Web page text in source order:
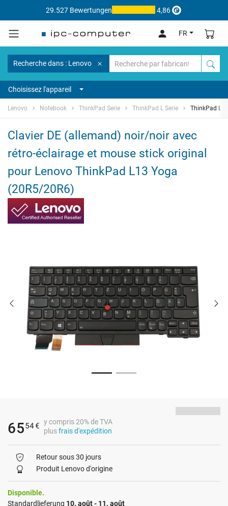
29.527 Bewertungen 4,86
FR
Recherche dans : Lenovo
Choisissez l'appareil
Lenovo Notebook ThinkPad Serie ThinkPad L Serie ThinkPad
Clavier DE (allemand) noir/noir avec
rétro-éclairage et mouse stick original
pour Lenovo ThinkPad L13 Yoga
(20R5/20R6)
6554€ y compris 20% de TVA
plusfrais d'expédition
Retour sous 30 jours
Produit Lenovo d'origine
Disponible.
Standardlieferung 10. août - 11. août